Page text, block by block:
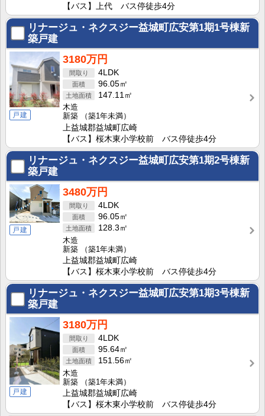
【バス】上代 バス停徒歩4分
リナージュ・ネクスジー益城町広安第1期1号棟新
築戸建
戸建
3180万円
4LDK
96.05㎡
147.11㎡
木造
新築
（築1年未満）
上益城郡益城町広崎
【バス】桜木東小学校前 バス停徒歩4分
リナージュ・ネクスジー益城町広安第1期2号棟新
築戸建
戸建
3480万円
4LDK
96.05㎡
128.3㎡
木造
新築
（築1年未満）
上益城郡益城町広崎
【バス】桜木東小学校前 バス停徒歩4分
リナージュ・ネクスジー益城町広安第1期3号棟新
築戸建
戸建
3180万円
4LDK
95.64㎡
151.56㎡
木造
新築
（築1年未満）
上益城郡益城町広崎
【バス】桜木東小学校前 バス停徒歩4分